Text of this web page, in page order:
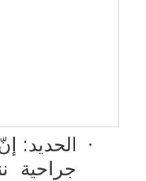
·
الحديد:
جراحية